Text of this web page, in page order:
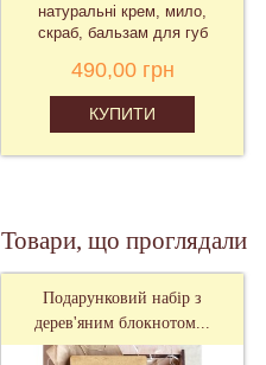
натуральні крем, мило,
скраб, бальзам для губ
490,00 грн
КУПИТИ
Товари, що проглядали
Подарунковий набір з
дерев'яним блокнотом...